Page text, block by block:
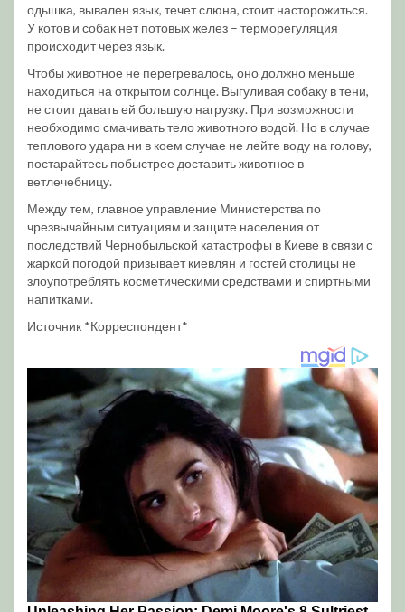
одышка, вывален язык, течет слюна, стоит насторожиться.
У котов и собак нет потовых желез – терморегуляция
происходит через язык.
Чтобы животное не перегревалось, оно должно меньше
находиться на открытом солнце. Выгуливая собаку в тени,
не стоит давать ей большую нагрузку. При возможности
необходимо смачивать тело животного водой. Но в случае
теплового удара ни в коем случае не лейте воду на голову,
постарайтесь побыстрее доставить животное в
ветлечебницу.
Между тем, главное управление Министерства по
чрезвычайным ситуациям и защите населения от
последствий Чернобыльской катастрофы в Киеве в связи с
жаркой погодой призывает киевлян и гостей столицы не
злоупотреблять косметическими средствами и спиртными
напитками.
Источник *Корреспондент*